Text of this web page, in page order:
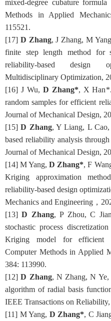
mixed-degree cubature
Methods in Applied
115521.
[1 7] D Zhang, J Zhang, M Yang
finite step length method for
reliability-based design
Multidisciplinary Optimization,
[16] J Wu, D Zhang*, X Han*
random samples for efficient
Journal of Mechanical Design,
[1 5] D Zhang, Y Liang, L Cao,
based reliability analysis through
Journal of Mechanical Design,
[14] M Yang,D Zhang*, F
Kriging approximation
reliability-based design
Mechanics and Engineering ，
[13] D Zhang, P Zhou, C
stochastic process
Kriging model for efficient
Computer Methods in Applied
384: 113990.
[1 2] D Zhang, N Zhang, N Ye,
algorithm of radial basis
IEEE Transactions on
[11] M Yang, D Zhang*, C